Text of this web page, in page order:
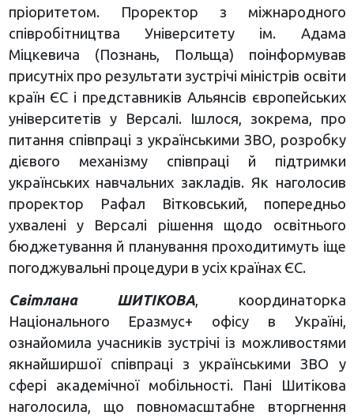
пріоритетом. Проректор з міжнародного
співробітництва Університету ім. Адама
Міцкевича (Познань, Польща) поінформував
присутніх про результати зустрічі міністрів освіти
країн ЄС і представників Альянсів європейських
університетів у Версалі. Ішлося, зокрема, про
питання співпраці з українськими ЗВО, розробку
дієвого механізму співпраці й підтримки
українських навчальних закладів. Як наголосив
проректор Рафал Вітковський, попередньо
ухвалені у Версалі рішення щодо освітнього
бюджетування й планування проходитимуть іще
погоджувальні процедури в усіх країнах ЄС.
Світлана ШИТІКОВА, координаторка
Національного Еразмус+ офісу в Україні,
ознайомила учасників зустрічі із можливостями
якнайширшої співпраці з українськими ЗВО у
сфері академічної мобільності. Пані Шитікова
наголосила, що повномасштабне вторгнення